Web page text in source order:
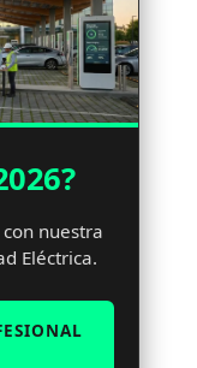
nuestra
Eléctrica.